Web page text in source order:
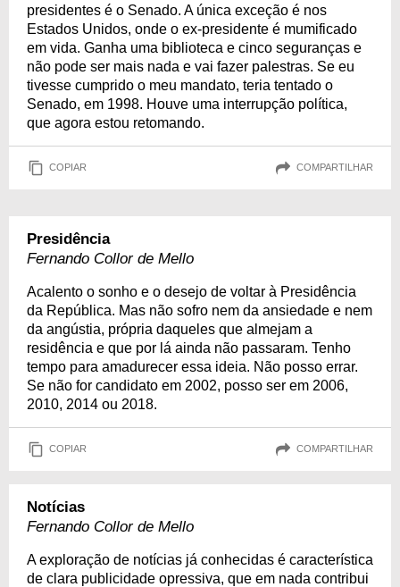
presidentes é o Senado. A única exceção é nos
Estados Unidos, onde o ex-presidente é mumificado
em vida. Ganha uma biblioteca e cinco seguranças e
não pode ser mais nada e vai fazer palestras. Se eu
tivesse cumprido o meu mandato, teria tentado o
Senado, em 1998. Houve uma interrupção política,
que agora estou retomando.
COPIAR COMPARTILHAR
Presidência
Fernando Collor de Mello
Acalento o sonho e o desejo de voltar à Presidência
da República. Mas não sofro nem da ansiedade e nem
da angústia, própria daqueles que almejam a
residência e que por lá ainda não passaram. Tenho
tempo para amadurecer essa ideia. Não posso errar.
Se não for candidato em 2002, posso ser em 2006,
2010, 2014 ou 2018.
COPIAR COMPARTILHAR
Notícias
Fernando Collor de Mello
A exploração de notícias já conhecidas é característica
de clara publicidade opressiva, que em nada contribui